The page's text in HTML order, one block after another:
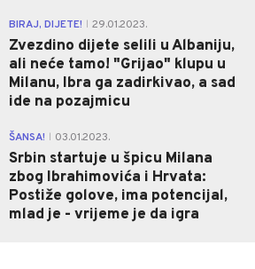
BIRAJ, DIJETE! 29.01.2023.
Zvezdino dijete selili u Albaniju,
ali neće tamo! "Grijao" klupu u
Milanu, Ibra ga zadirkivao, a sad
ide na pozajmicu
ŠANSA! 03.01.2023.
Srbin startuje u špicu Milana
zbog Ibrahimovića i Hrvata:
Postiže golove, ima potencijal,
mlad je - vrijeme je da igra